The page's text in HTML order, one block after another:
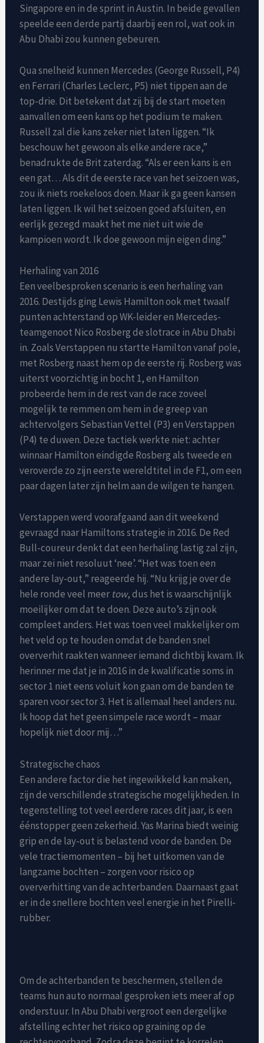
Singapore en in de sprint in Austin. In beide gevallen
speelde een derde partij daarbij een rol, wat ook in
Abu Dhabi zou kunnen gebeuren.
Qua snelheid kunnen Mercedes (George Russell, P4)
en Ferrari (Charles Leclerc, P5) niet tippen aan de
top-drie. Dit betekent dat zij bij de start moeten
aanvallen om een kans op het podium te maken.
Russell zal die kans zeker niet laten liggen. “Ik
beschouw het gewoon als elke andere race,”
benadrukte de Brit zaterdag. “Als er een kans is en
een gat… Als dit de eerste race van het seizoen was,
zou ik niets roekeloos doen. Maar ik ga geen kansen
laten liggen. Ik wil het seizoen goed afsluiten, en
eerlijk gezegd maakt het me niet uit wie de
kampioen wordt. Ik doe gewoon mijn eigen ding.”
Herhaling van 2016
Een veelbesproken scenario is een herhaling van
2016. Destijds ging Lewis Hamilton ook met twaalf
punten achterstand op WK-leider en Mercedes-
teamgenoot Nico Rosberg de slotrace in Abu Dhabi
in. Zoals Verstappen nu startte Hamilton vanaf pole,
met Rosberg naast hem op de eerste rij. Rosberg was
uiterst voorzichtig in bocht 1, en Hamilton
probeerde hem in de rest van de race zoveel
mogelijk te remmen om hem in de greep van
achtervolgers Sebastian Vettel (P3) en Verstappen
(P4) te duwen. Deze tactiek werkte niet: achter
winnaar Hamilton eindigde Rosberg als tweede en
veroverde zo zijn eerste wereldtitel in de F1, om een
paar dagen later zijn helm aan de wilgen te hangen.
Verstappen werd voorafgaand aan dit weekend
gevraagd naar Hamiltons strategie in 2016. De Red
Bull-coureur denkt dat een herhaling lastig zal zijn,
maar zei niet resoluut ‘nee’. “Het was toen een
andere lay-out,” reageerde hij. “Nu krijg je over de
hele ronde veel meer tow, dus het is waarschijnlijk
moeilijker om dat te doen. Deze auto’s zijn ook
compleet anders. Het was toen veel makkelijker om
het veld op te houden omdat de banden snel
oververhit raakten wanneer iemand dichtbij kwam. Ik
herinner me dat je in 2016 in de kwalificatie soms in
sector 1 niet eens voluit kon gaan om de banden te
sparen voor sector 3. Het is allemaal heel anders nu.
Ik hoop dat het geen simpele race wordt – maar
hopelijk niet door mij…”
Strategische chaos
Een andere factor die het ingewikkeld kan maken,
zijn de verschillende strategische mogelijkheden. In
tegenstelling tot veel eerdere races dit jaar, is een
éénstopper geen zekerheid. Yas Marina biedt weinig
grip en de lay-out is belastend voor de banden. De
vele tractiemomenten – bij het uitkomen van de
langzame bochten – zorgen voor risico op
oververhitting van de achterbanden. Daarnaast gaat
er in de snellere bochten veel energie in het Pirelli-
rubber.
Om de achterbanden te beschermen, stellen de
teams hun auto normaal gesproken iets meer af op
onderstuur. In Abu Dhabi vergroot een dergelijke
afstelling echter het risico op graining op de